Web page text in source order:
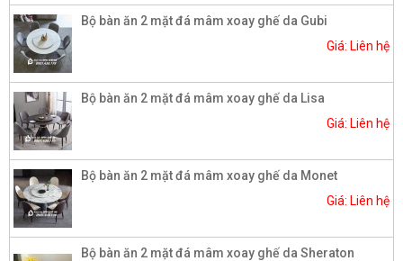
Bộ bàn ăn 2 mặt đá mâm xoay ghế da Gubi
Giá: Liên hệ
Bộ bàn ăn 2 mặt đá mâm xoay ghế da Lisa
Giá: Liên hệ
Bộ bàn ăn 2 mặt đá mâm xoay ghế da Monet
Giá: Liên hệ
Bộ bàn ăn 2 mặt đá mâm xoay ghế da Sheraton